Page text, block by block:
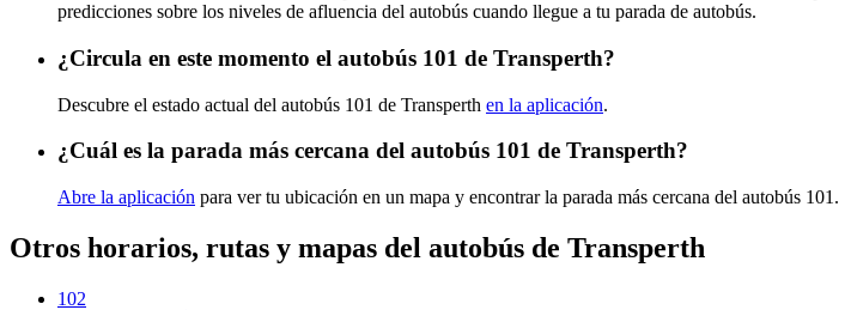
predicciones sobre los niveles de afluencia del autobús cuando llegue a tu parada de autobús.
¿Circula en este momento el autobús 101 de Transperth?
Descubre el estado actual del autobús 101 de Transperth en la aplicación.
¿Cuál es la parada más cercana del autobús 101 de Transperth?
Abre la aplicación para ver tu ubicación en un mapa y encontrar la parada más cercana del autobús 101.
Otros horarios, rutas y mapas del autobús de Transperth
102